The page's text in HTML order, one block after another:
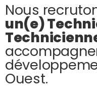
Nous
un(e)
Ouest.